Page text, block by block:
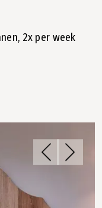
2x per week